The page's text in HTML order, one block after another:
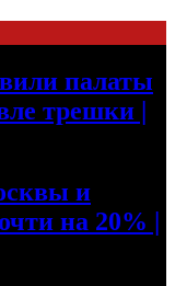
палаты
трешки |
и
на 20% |